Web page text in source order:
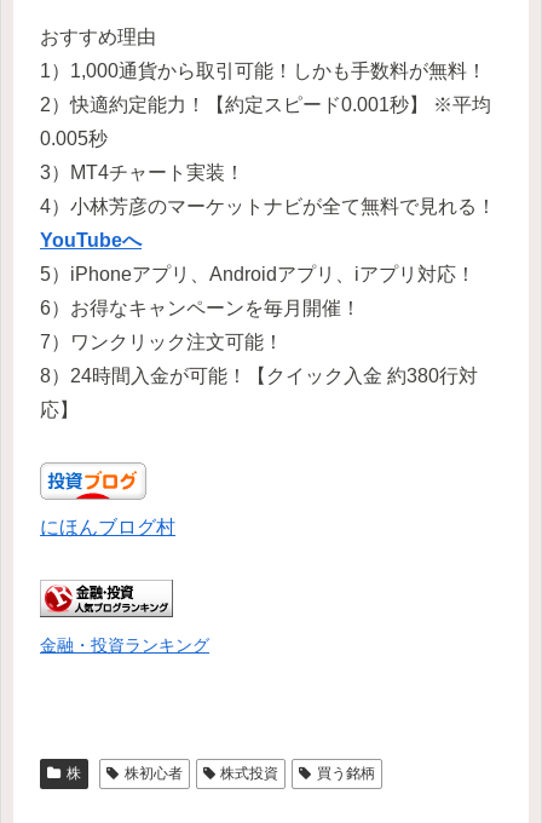
おすすめ理由
1）1,000通貨から取引可能！しかも手数料が無料！
2）快適約定能力！【約定スピード0.001秒】 ※平均
0.005秒
3）MT4チャート実装！
4）小林芳彦のマーケットナビが全て無料で見れる！
YouTubeへ
5）iPhoneアプリ、Androidアプリ、iアプリ対応！
6）お得なキャンペーンを毎月開催！
7）ワンクリック注文可能！
8）24時間入金が可能！【クイック入金 約380行対
応】
にほんブログ村
金融・投資ランキング
株 株初心者 株式投資 買う銘柄